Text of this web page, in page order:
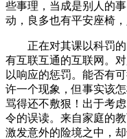
些事理，当成是别人的
动，良多也有平安座椅
正在对其课以科罚的
有互联互通的互联网。
以响应的惩罚。能否有
许一个现象，但事实该
骂得还不敷狠！出于考
令的误读。来自家庭的
激发意外的险境之中，